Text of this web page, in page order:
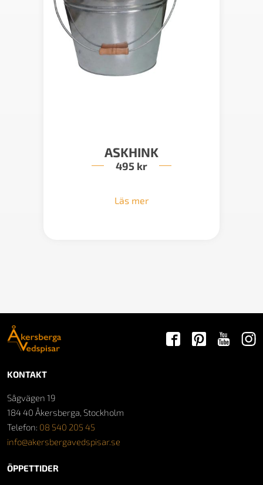
ASKHINK
495 kr
Läs mer
KONTAKT
Sågvägen 19
184 40 Åkersberga, Stockholm
Telefon: 08 540 205 45
info@akersbergavedspisar.se
ÖPPETTIDER